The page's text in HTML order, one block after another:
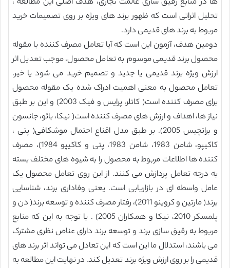
تحلیل اثراتی است که ظهور برند های ویژه بر روی تصمیمات خرید
مربوط به برند های قدیمی دارد.
دومین هدف، آزمون این است که آیا تعامل مصرف کننده با مقوله
محصول برند قدیمی موسوم به تعامل محصول، موجب تعدیل اثر
ارزش ویژه برند قدیمی یا جدید و تصمیم خرید می شود یا خیر.
تعامل محصول به معنی اهمیت ادراک شده یک مقوله محصول
برای مصرف کننده است( کاتلر، پرایس و فیک 2003) و این بر طبق
نیاز ها، اهداف و ارزش های مصرف کننده است( نیکا، بائو، جانسون
و براتچیس 2005). بر طبق مدل اقناع احتمال موشکافی( پتی ،
کاکیپو، شامن 1983، شامن 1983، پتی و کاکیپو 1984)، مصرف
کننده ها اطلاعات مربوط به محصول را به شیوه های مختلف بسته
به درجه تعامل پردازش می کنند. از این روی تعامل محصول یک
عامل واسطه ای در بازاریابی است. یعنی وفاداری برند، شناسایی
برند( مارتین و کروینو 2011)، رفتار مصرف کننده و توسعه برند( دن و
پلمسکر 2010، نیکا و همکاران 2005) . با توجه به این که منابع
مربوط به رقیق سازی برند و توسعه برند دارای عناص نظری مشترک
می باشند، استدلال ما این است که این تعادل می تواند اثر برند های
قدیمی را بر روی ارزش ویژه برند تعدیل کند. در نهایت این مطالعه به